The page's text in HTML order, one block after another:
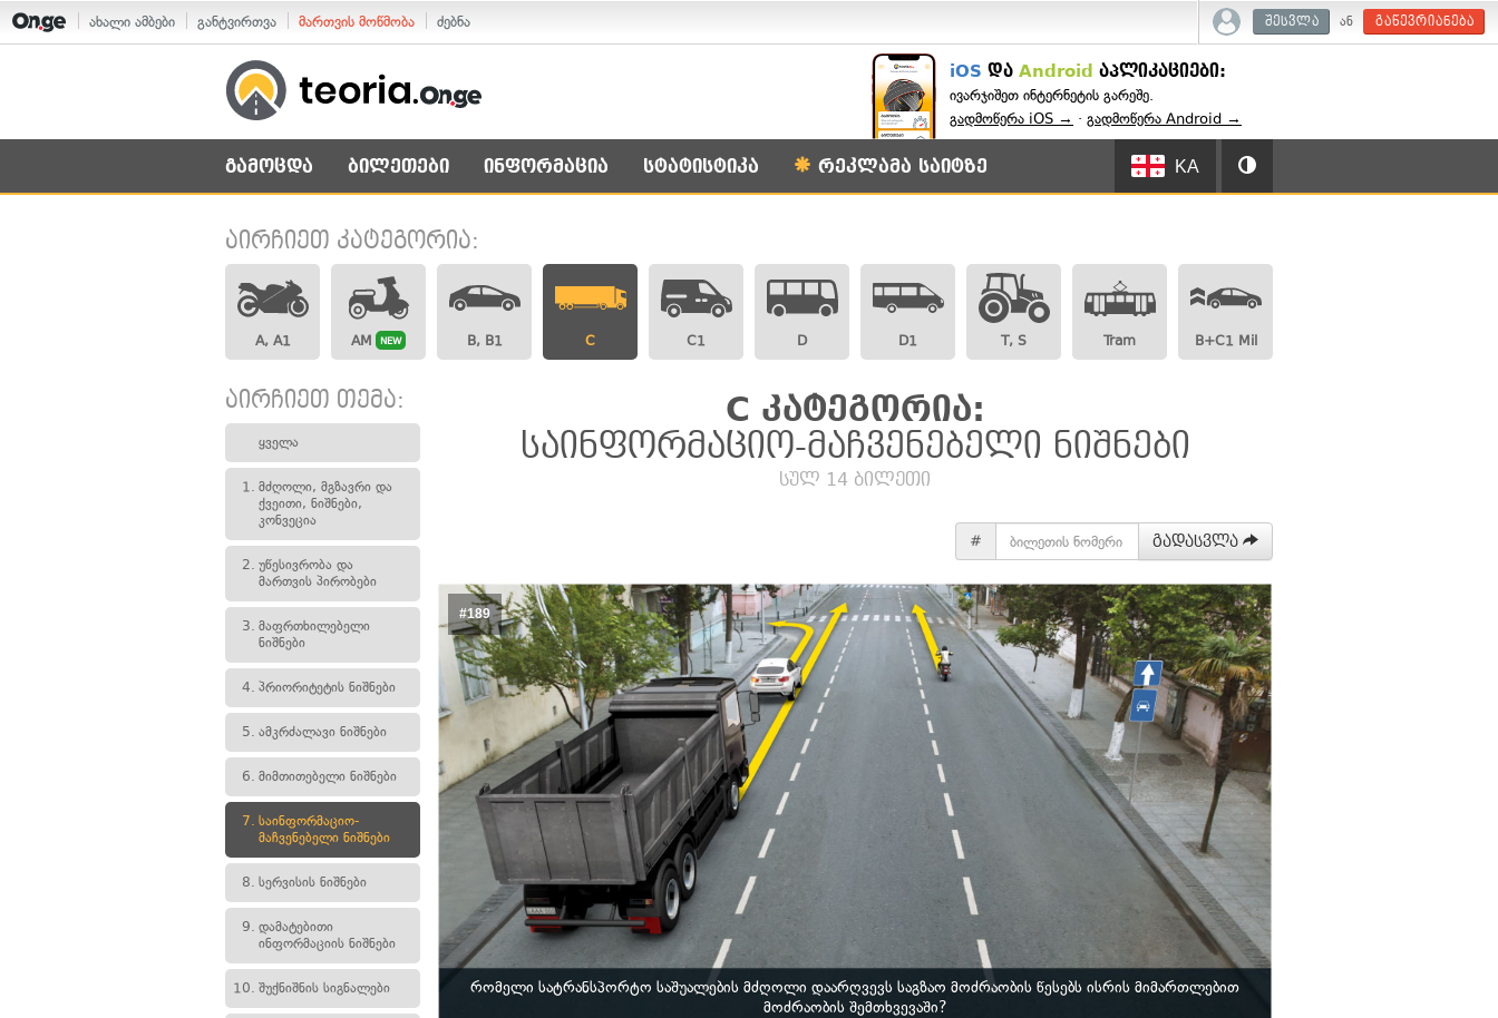
ახალი ამბები განტვირთვა მართვის მოწმობა ძებნა შესვლა ან გაწევრიანება
iOS და Android აპლიკაციები:
ივარჯიშეთ ინტერნეტის გარეშე.
გადმოწერა iOS → · გადმოწერა Android →
გამოცდა ბილეთები ინფორმაცია სტატისტიკა რეკლამა საიტზე KA
აირჩიეთ კატეგორია:
A, A1 AM NEW B, B1 C C1 D D1 T, S Tram B+C1 Mil
აირჩიეთ თემა:
ყველა
1. მძღოლი, მგზავრი და
ქვეითი, ნიშნები,
კონვეცია
2. უწესივრობა და
მართვის პირობები
3. მაფრთხილებელი
ნიშნები
4. პრიორიტეტის ნიშნები
5. ამკრძალავი ნიშნები
6. მიმთითებელი ნიშნები
7. საინფორმაციო-
მაჩვენებელი ნიშნები
8. სერვისის ნიშნები
9. დამატებითი
ინფორმაციის ნიშნები
10. შუქნიშნის სიგნალები
C კატეგორია:
საინფორმაციო-მაჩვენებელი ნიშნები
სულ 14 ბილეთი
# გადასვლა
#189
რომელი სატრანსპორტო საშუალების მძღოლი დაარღვევს საგზაო მოძრაობის წესებს ისრის მიმართლებით
მოძრაობის შემთხვევაში?